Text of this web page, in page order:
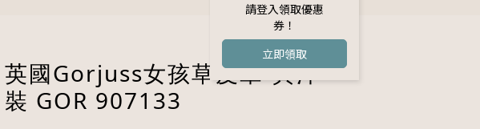
請登入領取優惠
券！
立即領取
英國Gorjuss女孩草皮章-黃洋
裝 GOR 907133